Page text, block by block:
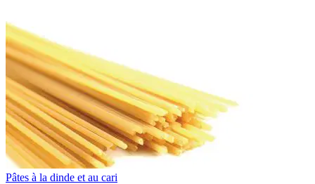
Pâtes à la dinde et au cari